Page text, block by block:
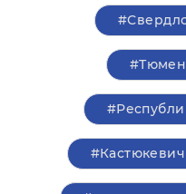
#Кастюкевич